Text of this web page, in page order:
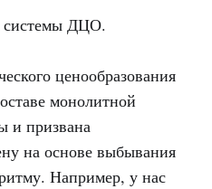
системы ДЦО.
ценообразования
монолитной
и призвана
на основе выбывания
Например, у нас